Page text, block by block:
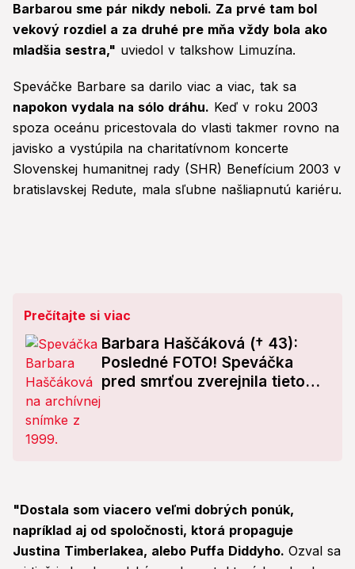
Barbarou sme pár nikdy neboli. Za prvé tam bol
vekový rozdiel a za druhé pre mňa vždy bola ako
mladšia sestra," uviedol v talkshow Limuzína.
Speváčke Barbare sa darilo viac a viac, tak sa
napokon vydala na sólo dráhu. Keď v roku 2003
spoza oceánu pricestovala do vlasti takmer rovno na
javisko a vystúpila na charitatívnom koncerte
Slovenskej humanitnej rady (SHR) Benefícium 2003 v
bratislavskej Redute, mala sľubne našliapnutú kariéru.
Prečítajte si viac
Barbara Haščáková († 43):
Posledné FOTO! Speváčka
pred smrťou zverejnila tieto
"Dostala som viacero veľmi dobrých ponúk,
napríklad aj od spoločnosti, ktorá propaguje
Justina Timberlakea, alebo Puffa Diddyho. Ozval sa